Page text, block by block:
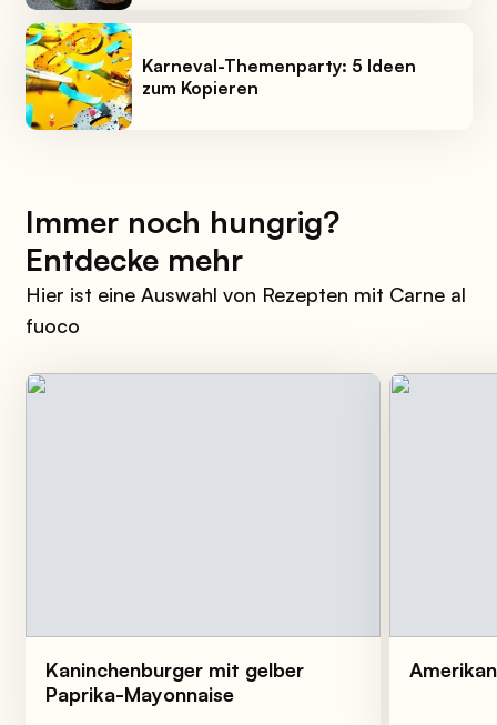
Karneval-Themenparty: 5 Ideen
zum Kopieren
Immer noch hungrig?
Entdecke mehr
Hier ist eine Auswahl von Rezepten mit Carne al
fuoco
Kaninchenburger mit gelber
Paprika-Mayonnaise